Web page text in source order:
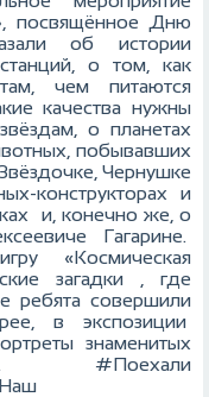
посвящённое Дню
об истории
о том, как
чем питаются
качества нужны
о планетах
побывавших
Чернушке
конструкторах и
и, конечно же, о
Гагарине.
«Космическая
загадки , где
ребята совершили
в экспозиции
знаменитых
#Поехали